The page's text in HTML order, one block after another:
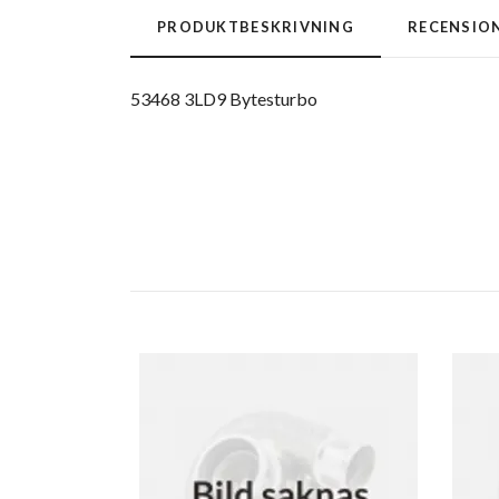
PRODUKTBESKRIVNING
53468 3LD9 Bytesturbo